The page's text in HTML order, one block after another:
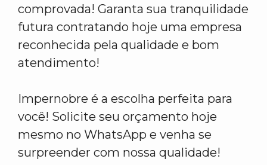
comprovada! Garanta sua tranquilidade
futura contratando hoje uma empresa
reconhecida pela qualidade e bom
atendimento!
Impernobre é a escolha perfeita para
você! Solicite seu orçamento hoje
mesmo no WhatsApp e venha se
surpreender com nossa qualidade!